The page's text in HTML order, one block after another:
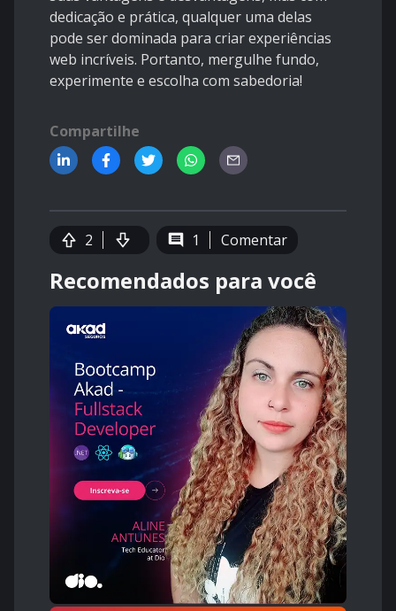
dedicação e prática, qualquer uma delas
pode ser dominada para criar experiências
web incríveis. Portanto, mergulhe fundo,
experimente e escolha com sabedoria!
Compartilhe
2 1 Comentar
Recomendados para você